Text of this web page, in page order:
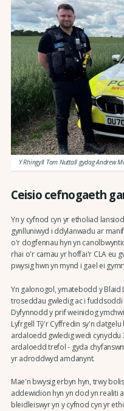
Y Rhingyll Tom Nuttall gydag Andrew
Ceisio cefnogaeth
Yn y cyfnod cyn yr etholiad
gynlluniwyd i ddylanwadu ar
o'r dogfennau hyn yn
rhai o'r camau yr hoffai'r CLA eu
pwysig hwn yn mynd i gael ei
Yn galonogol, ymatebodd y
troseddau gwledig ac i
Dyfynnodd y prif weinidog
Lyfrgell Tŷ'r Cyffredin sy'n
ardaloedd gwledig wedi cynyddu
ardaloedd trefol - gyda
yr adroddwyd amdanynt.
Mae'n bwysig erbyn hyn, trwy
addewidion hyn yn dod yn realiti
bleidleiswyr yn y cyfnod cyn yr